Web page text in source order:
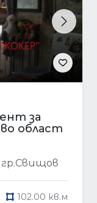
Next
за
област
гр.Свищов
102.00 кв.м